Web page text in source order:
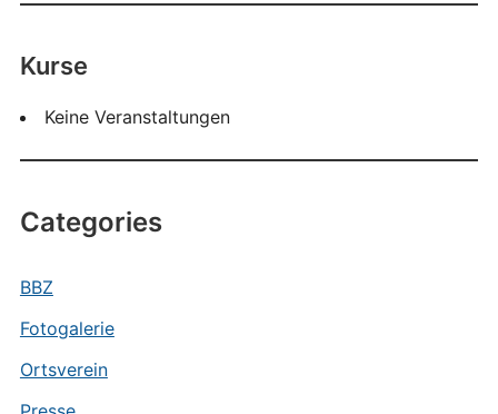
Kurse
Keine Veranstaltungen
Categories
BBZ
Fotogalerie
Ortsverein